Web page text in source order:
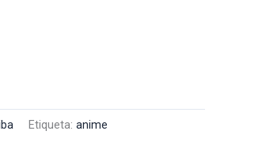
Etiqueta: anime